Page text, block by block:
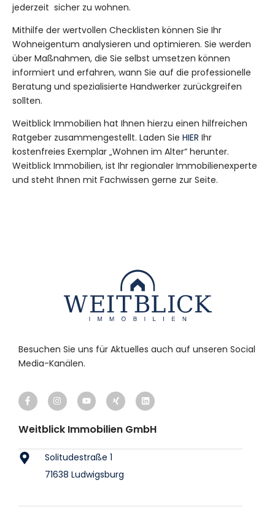
jederzeit sicher zu wohnen.
Mithilfe der wertvollen Checklisten können Sie Ihr
Wohneigentum analysieren und optimieren. Sie werden
über Maßnahmen, die Sie selbst umsetzen können
informiert und erfahren, wann Sie auf die professionelle
Beratung und spezialisierte Handwerker zurückgreifen
sollten.
Weitblick Immobilien hat Ihnen hierzu einen hilfreichen
Ratgeber zusammengestellt. Laden Sie HIER Ihr
kostenfreies Exemplar „Wohnen im Alter“ herunter.
Weitblick Immobilien, ist Ihr regionaler Immobilienexperte
und steht Ihnen mit Fachwissen gerne zur Seite.
Besuchen Sie uns für Aktuelles auch auf unseren Social
Media-Kanälen.
Weitblick Immobilien GmbH
Solitudestraße 1
71638 Ludwigsburg